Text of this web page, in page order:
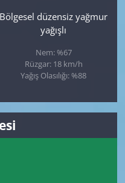
Bölgesel düzensiz yağmur
yağışlı
Nem: %67
Rüzgar: 18 km/h
Yağış Olasılığı: %88